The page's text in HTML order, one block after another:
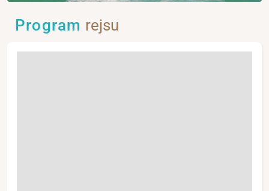
Program rejsu